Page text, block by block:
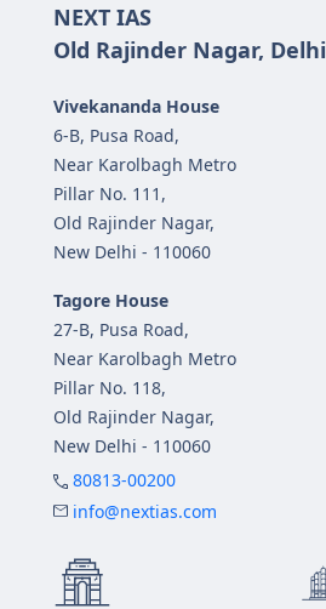
NEXT IAS
Old Rajinder Nagar, Delhi
Vivekananda House
6-B, Pusa Road,
Near Karolbagh Metro
Pillar No. 111,
Old Rajinder Nagar,
New Delhi - 110060
Tagore House
27-B, Pusa Road,
Near Karolbagh Metro
Pillar No. 118,
Old Rajinder Nagar,
New Delhi - 110060
80813-00200
info@nextias.com